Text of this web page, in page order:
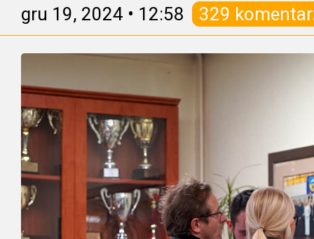
gru 19, 2024 • 12:58 329